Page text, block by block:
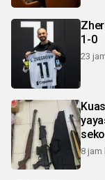
1-0
23
8 jam